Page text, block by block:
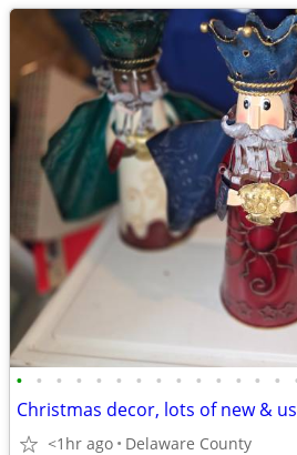
• • • • • • • • • • • • • •
Christmas decor, lots of new &
<1hr ago Delaware County